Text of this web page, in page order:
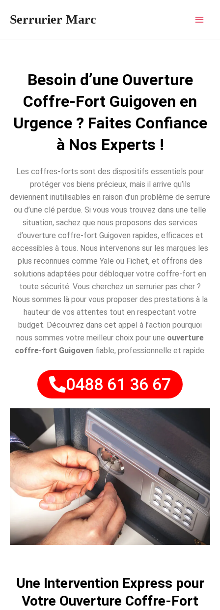
Serrurier Marc
Besoin d’une Ouverture
Coffre-Fort Guigoven en
Urgence ? Faites Confiance
à Nos Experts !
Les coffres-forts sont des dispositifs essentiels pour
protéger vos biens précieux, mais il arrive qu’ils
deviennent inutilisables en raison d’un problème de serrure
ou d’une clé perdue. Si vous vous trouvez dans une telle
situation, sachez que nous proposons des services
d’ouverture coffre-fort Guigoven rapides, efficaces et
accessibles à tous. Nous intervenons sur les marques les
plus reconnues comme Yale ou Fichet, et offrons des
solutions adaptées pour débloquer votre coffre-fort en
toute sécurité. Vous cherchez un serrurier pas cher ?
Nous sommes là pour vous proposer des prestations à la
hauteur de vos attentes tout en respectant votre
budget. Découvrez dans cet appel à l’action pourquoi
nous sommes votre meilleur choix pour une ouverture
coffre-fort Guigovenfiable, professionnelle et rapide.
0488 61 36 67
Une Intervention Express pour
Votre Ouverture Coffre-Fort